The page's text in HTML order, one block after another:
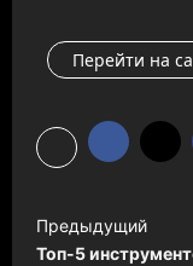
Перейти на
а
Предыдущий
Топ-5